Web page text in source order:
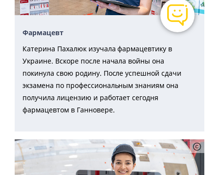
Фармацевт
Катерина Пахалюк изучала фармацевтику в
Украине. Вскоре после начала войны она
покинула свою родину. После успешной сдачи
экзамена по профессиональным знаниям она
получила лицензию и работает сегодня
фармацевтом в Ганновере.